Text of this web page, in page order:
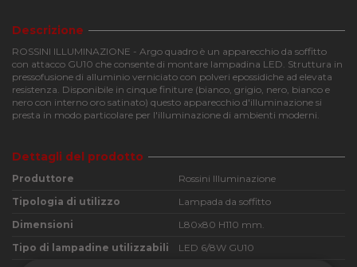
Descrizione
ROSSINI ILLUMINAZIONE - Argo quadro è un apparecchio da soffitto
con attacco GU10 che consente di montare lampadina LED. Struttura in
pressofusione di alluminio verniciato con polveri epossidiche ad elevata
resistenza. Disponibile in cinque finiture (bianco, grigio, nero, bianco e
nero con interno oro satinato) questo apparecchio d'illuminazione si
presta in modo particolare per l'illuminazione di ambienti moderni.
Dettagli del prodotto
Produttore
Rossini Illuminazione
Tipologia di utilizzo
Lampada da soffitto
Dimensioni
L80x80 H110 mm.
Tipo di lampadine utilizzabili
LED 6/8W GU10